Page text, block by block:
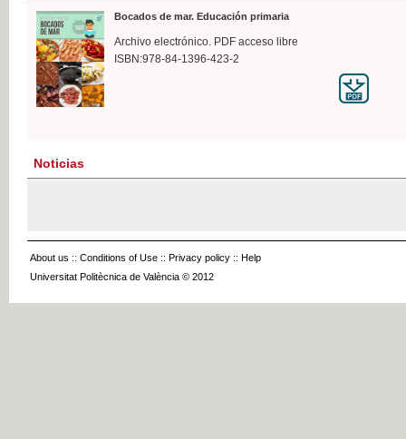
Bocados de mar. Educación primaria
Archivo electrónico. PDF acceso libre
ISBN:978-84-1396-423-2
Noticias
About us :: Conditions of Use :: Privacy policy :: Help
Universitat Politècnica de València © 2012